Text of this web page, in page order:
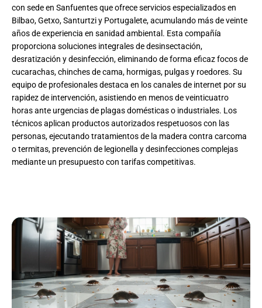
con sede en Sanfuentes que ofrece servicios especializados en
Bilbao, Getxo, Santurtzi y Portugalete, acumulando más de veinte
años de experiencia en sanidad ambiental. Esta compañía
proporciona soluciones integrales de desinsectación,
desratización y desinfección, eliminando de forma eficaz focos de
cucarachas, chinches de cama, hormigas, pulgas y roedores. Su
equipo de profesionales destaca en los canales de internet por su
rapidez de intervención, asistiendo en menos de veinticuatro
horas ante urgencias de plagas domésticas o industriales. Los
técnicos aplican productos autorizados respetuosos con las
personas, ejecutando tratamientos de la madera contra carcoma
o termitas, prevención de legionella y desinfecciones complejas
mediante un presupuesto con tarifas competitivas.